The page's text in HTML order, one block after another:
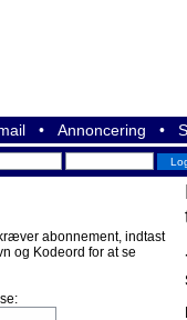
• Annoncering •
abonnement, indtast
og Kodeord for at se